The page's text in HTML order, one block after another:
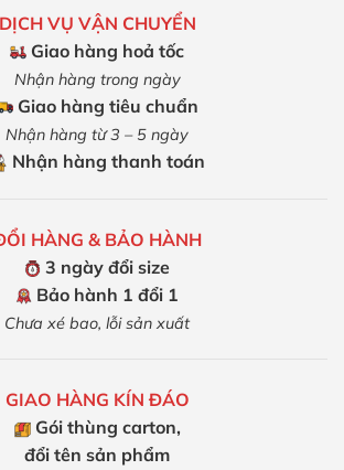
DỊCH VỤ VẬN CHUYỂN
Giao hàng hoả tốc
Nhận hàng trong ngày
Giao hàng tiêu chuẩn
Nhận hàng từ 3 – 5 ngày
Nhận hàng thanh toán
HÀNG & BẢO HÀNH
3 ngày đổi size
Bảo hành 1 đổi 1
Chưa xé bao, lỗi sản xuất
GIAO HÀNG KÍN ĐÁO
Gói thùng carton,
đổi tên sản phẩm